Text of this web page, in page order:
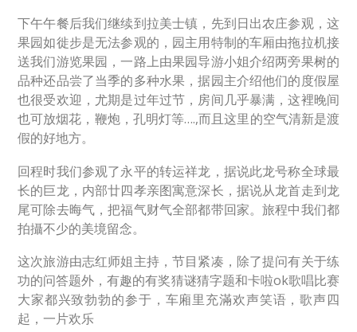
下午午餐后我们继续到拉美士镇，先到日出农庄参观，这
果园如徙步是无法参观的，园主用特制的车厢由拖拉机接
送我们游览果园，一路上由果园导游小姐介绍两旁果树的
品种还品尝了当季的多种水果，据园主介绍他们的度假屋
也很受欢迎，尤期是过年过节，房间几乎暴满，这裡晚间
也可放烟花，鞭炮，孔明灯等….,而且这里的空气清新是渡
假的好地方。
回程时我们参观了永平的转运祥龙，据说此龙号称全球最
长的巨龙，内部廿四孝亲图寓意深长，据说从龙首走到龙
尾可除去晦气，把福气财气全部都带回家。旅程中我们都
拍攝不少的美境留念。
这次旅游由志红师姐主持，节目紧凑，除了提问有关于练
功的问答题外，有趣的有奖猜谜猜字题和卡啦ok歌唱比赛
大家都兴致勃勃的参于，车廂里充滿欢声笑语，歌声四
起，一片欢乐